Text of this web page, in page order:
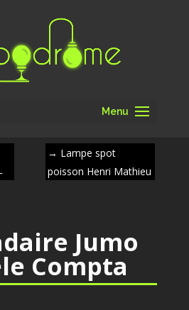
Menu
→ Lampe spot
poisson Henri Mathieu
Jumo
Compta